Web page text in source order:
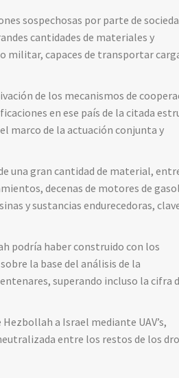
sospechosas por parte de
cantidades de materiales y
militar, capaces de transportar
de los mecanismos de
en ese país de la citada
marco de la actuación conjunta y
una gran cantidad de material,
decenas de motores de
y sustancias endurecedoras,
podría haber construido con los
la base del análisis de la
superando incluso la cifra
a Israel mediante UAV’s,
entre los restos de los